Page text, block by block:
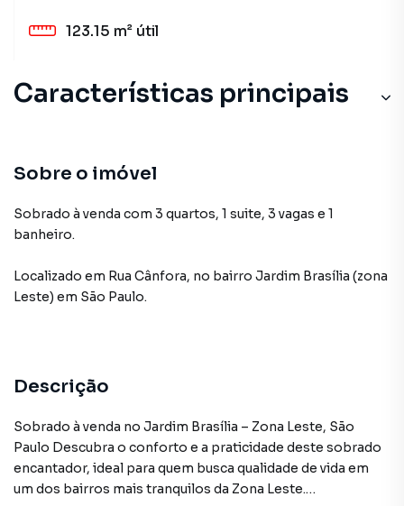
123.15 m² útil
Características principais
Sobre o imóvel
Sobrado à venda com 3 quartos, 1 suite, 3 vagas e 1
banheiro.
Localizado em Rua Cânfora, no bairro Jardim Brasília (zona
Leste) em São Paulo.
Descrição
Sobrado à venda no Jardim Brasília – Zona Leste, São
Paulo Descubra o conforto e a praticidade deste sobrado
encantador, ideal para quem busca qualidade de vida em
um dos bairros mais tranquilos da Zona Leste.